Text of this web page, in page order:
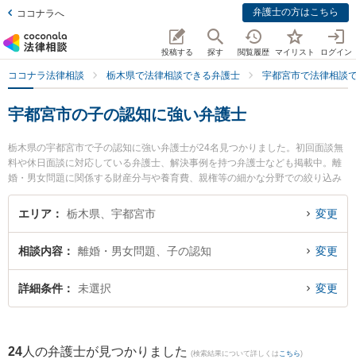
ココナラへ 弁護士の方はこちら
投稿する 探す 閲覧履歴 マイリスト ログイン
ココナラ法律相談 栃木県で法律相談できる弁護士 宇都宮市で法律相談
宇都宮市の子の認知に強い弁護士
栃木県の宇都宮市で子の認知に強い弁護士が24名見つかりました。初回面談無
料や休日面談に対応している弁護士、解決事例を持つ弁護士なども掲載中。離
婚・男女問題に関係する財産分与や養育費、親権等の細かな分野での絞り込み
検索もでき便利です。特に深見愛一郎法律事務所の深見 愛一郎弁護士や弁護士
法人栃のふたば法律事務所の小坂 誉弁護士、弁護士法人ALG＆Associates 宇都
今すぐに弁護士に相談したい』『子の認知のトラブル解決の実績豊富な近くの
弁護士を検索したい』『初回相談無料で子の認知を法律相談できる宇都宮市内
の弁護士に相談予約したい』などでお困りの相談者さんにおすすめです。
エリア 栃木県、宇都宮市 変更
相談内容 離婚・男女問題、子の認知 変更
詳細条件 未選択 変更
24 人の弁護士が見つかりました (検索結果について詳しくは こちら)